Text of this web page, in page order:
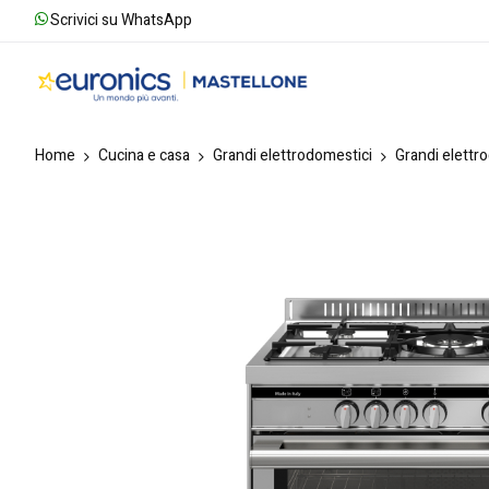
Scrivici su WhatsApp
Home Cucina e casa Grandi elettrodomestici Grandi